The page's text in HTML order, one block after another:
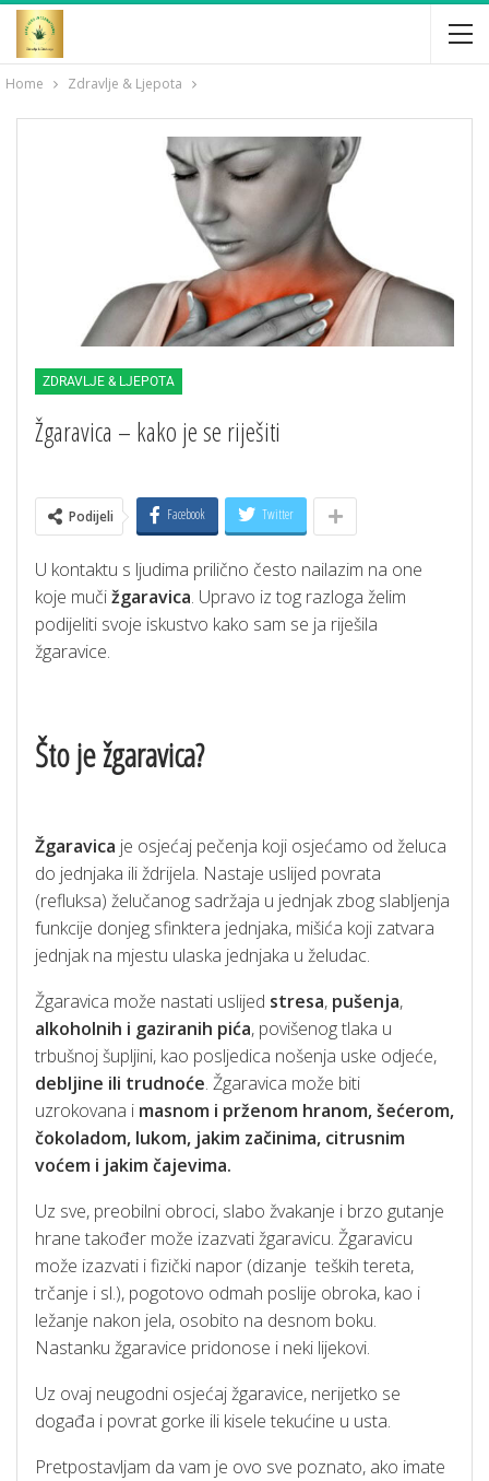
Home Zdravlje & Ljepota
ZDRAVLJE & LJEPOTA
Žgaravica – kako je se riješiti
Podijeli Facebook Twitter
U kontaktu s ljudima prilično često nailazim na one
koje mučižgaravica. Upravo iz tog razloga želim
podijeliti svoje iskustvo kako sam se ja riješila
žgaravice.
Što je žgaravica?
Žgaravica je osjećaj pečenja koji osjećamo od želuca
do jednjaka ili ždrijela. Nastaje uslijed povrata
(refluksa) želučanog sadržaja u jednjak zbog slabljenja
funkcije donjeg sfinktera jednjaka, mišića koji zatvara
jednjak na mjestu ulaska jednjaka u želudac.
Žgaravica može nastati uslijed stresa, pušenja,
alkoholnih i gaziranih pića, povišenog tlaka u
trbušnoj šupljini, kao posljedica nošenja uske odjeće,
debljine ili trudnoće. Žgaravica može biti
uzrokovana i masnom i prženom hranom, šećerom,
čokoladom, lukom, jakim začinima, citrusnim
voćem i jakim čajevima.
Uz sve, preobilni obroci, slabo žvakanje i brzo gutanje
hrane također može izazvati žgaravicu. Žgaravicu
može izazvati i fizički napor (dizanje teških tereta,
trčanje i sl.), pogotovo odmah poslije obroka, kao i
ležanje nakon jela, osobito na desnom boku.
Nastanku žgaravice pridonose i neki lijekovi.
Uz ovaj neugodni osjećaj žgaravice, nerijetko se
događa i povrat gorke ili kisele tekućine u usta.
Pretpostavljam da vam je ovo sve poznato, ako imate